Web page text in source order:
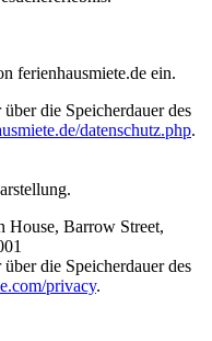
ferienhausmiete.de ein.
die Speicherdauer des
datenschutz.php.
House, Barrow Street,
die Speicherdauer des
privacy.